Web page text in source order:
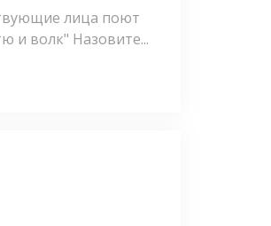
лица поют
и волк" Назовите...